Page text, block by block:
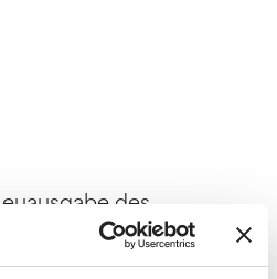
des
Krimis über
Social Media.